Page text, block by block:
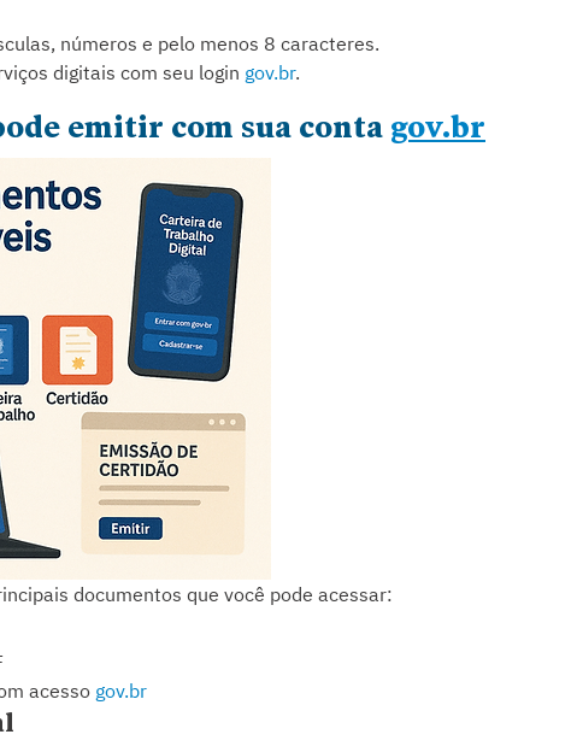
números e pelo menos 8 caracteres.
digitais com seu login gov.br.
emitir com sua conta gov.br
documentos que você pode acessar:
acesso gov.br